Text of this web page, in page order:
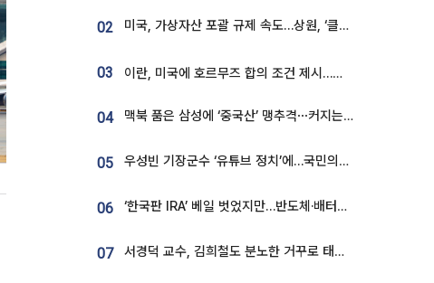
02 미국, 가상자산 포괄 규제 속도…상원, ‘클래리티법’ 9월 절차투표 추진
03 이란, 미국에 호르무즈 합의 조건 제시…美 “경기 아직 안 끝나” [종합]
04 맥북 품은 삼성에 ‘중국산’ 맹추격⋯커지는 노트북 OLED 시장
05 우성빈 기장군수 ‘유튜브 정치’에…국민의힘 군의원들 집단 반발
06 ‘한국판 IRA’ 베일 벗었지만…반도체·배터리 업계 “시행령이 관건”
07 서경덕 교수, 김희철도 분노한 거꾸로 태극기⋯"엉터리는 아냐, 아쉬울 뿐"